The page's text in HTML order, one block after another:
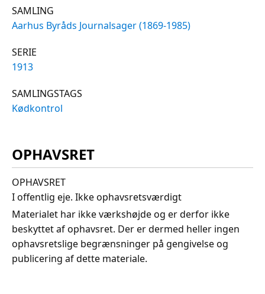
SAMLING
Aarhus Byråds Journalsager (1869-1985)
SERIE
1913
SAMLINGSTAGS
Kødkontrol
OPHAVSRET
OPHAVSRET
I offentlig eje. Ikke ophavsretsværdigt
Materialet har ikke værkshøjde og er derfor ikke
beskyttet af ophavsret. Der er dermed heller ingen
ophavsretslige begrænsninger på gengivelse og
publicering af dette materiale.